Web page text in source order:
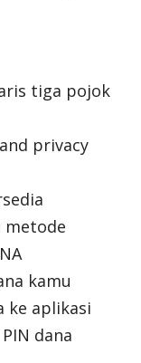
tiga pojok
privacy
metode
kamu
ke aplikasi
dana